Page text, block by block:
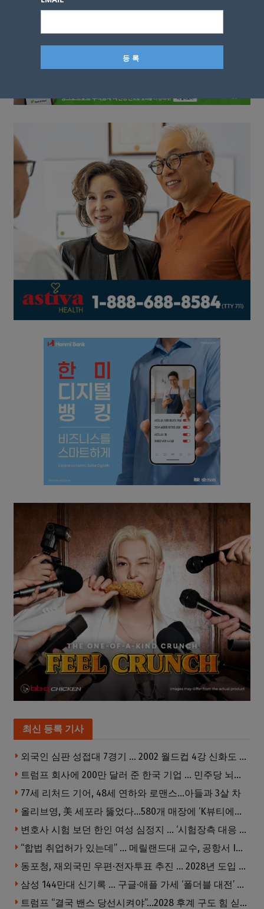
최신 등록 기사
외국인 심판 성접대 7경기 … 2002 월드컵 4강 신화도 흔들
트럼프 회사에 200만 달러 준 한국 기업 … 민주당 뇌물의혹 조사
77세 리처드 기어, 48세 연하와 로맨스…아들과 3살 차
올리브영, 美 세포라 뚫었다…580개 매장에 ‘K뷰티에딧’ 론칭
변호사 시험 보던 한인 여성 심정지 … ‘시험장측 대응 부적절’ 소송
“합법 취업허가 있는데” … 메릴랜드대 교수, 공항서 ICE에 체포, 구금 중
동포청, 재외국민 우편·전자투표 추진 … 2028년 도입 목표
삼성 144만대 신기록 … 구글·애플 가세 ‘폴더블 대전’ 열린다
트럼프 “결국 밴스 당선시켜야”…2028 후계 구도 힘 싣나